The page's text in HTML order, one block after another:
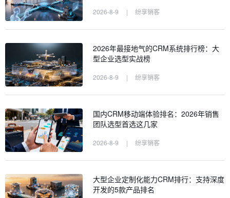
2026-8-9 | 纷享销客
2026年最接地气的CRM系统排行榜：大
型企业选型实战榜
2026-8-9 | 纷享销客
国内CRM移动端体验排名：2026年销售
团队选型首选这几家
2026-8-9 | 纷享销客
大型企业定制化能力CRM排行：支持深度
开发的5款产品排名